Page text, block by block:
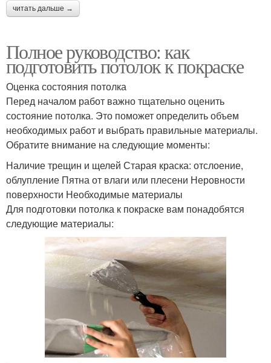
читать дальше →
Полное руководство: как
подготовить потолок к покраске
Оценка состояния потолка
Перед началом работ важно тщательно оценить
состояние потолка. Это поможет определить объем
необходимых работ и выбрать правильные материалы.
Обратите внимание на следующие моменты:
Наличие трещин и щелей Старая краска: отслоение,
облупление Пятна от влаги или плесени Неровности
поверхности Необходимые материалы
Для подготовки потолка к покраске вам понадобятся
следующие материалы: